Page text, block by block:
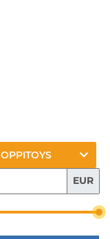
OPPITOYS
EUR